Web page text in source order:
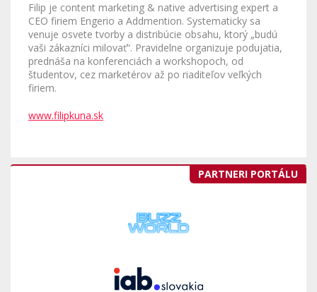
Filip je content marketing & native advertising expert a
CEO firiem Engerio a Addmention. Systematicky sa
venuje osvete tvorby a distribúcie obsahu, ktorý „budú
vaši zákazníci milovať“. Pravidelne organizuje podujatia,
prednáša na konferenciách a workshopoch, od
študentov, cez marketérov až po riaditeľov veľkých
firiem.
www.filipkuna.sk
PARTNERI PORTÁLU